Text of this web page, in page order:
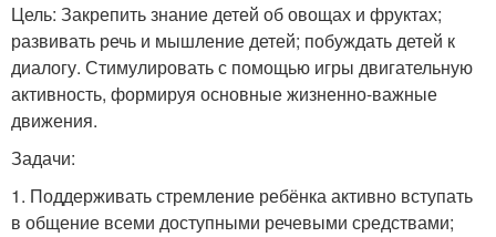
Цель: Закрепить знание детей об овощах и фруктах;
развивать речь и мышление детей; побуждать детей к
диалогу. Стимулировать с помощью игры двигательную
активность, формируя основные жизненно-важные
движения.
Задачи:
1. Поддерживать стремление ребёнка активно вступать
в общение всеми доступными речевыми средствами;